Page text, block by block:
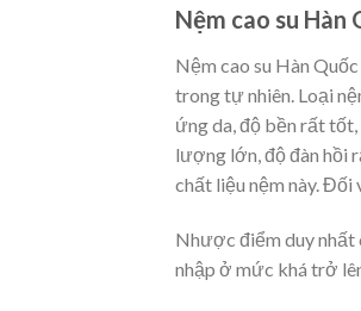
Nệm cao su Hàn
Nệm cao su Hàn
trong tự nhiên. Loại
ứng da, độ bền rất
lượng lớn, độ đàn hồi
chất liệu nệm này. Đối
Nhược điểm duy nhất
nhập ở mức khá trở